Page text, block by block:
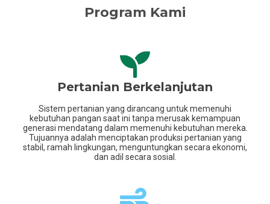
Program Kami
Pertanian Berkelanjutan
Sistem pertanian yang dirancang untuk memenuhi
kebutuhan pangan saat ini tanpa merusak kemampuan
generasi mendatang dalam memenuhi kebutuhan mereka.
Tujuannya adalah menciptakan produksi pertanian yang
stabil, ramah lingkungan, menguntungkan secara ekonomi,
dan adil secara sosial.